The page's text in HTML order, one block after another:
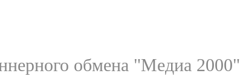
обмена "Медиа 2000"